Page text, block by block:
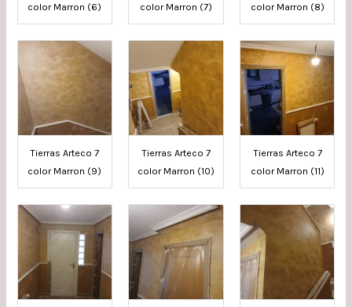
color Marron (6)
color Marron (7)
color Marron (8)
Tierras Arteco 7
color Marron (9)
Tierras Arteco 7
color Marron (10)
Tierras Arteco 7
color Marron (11)